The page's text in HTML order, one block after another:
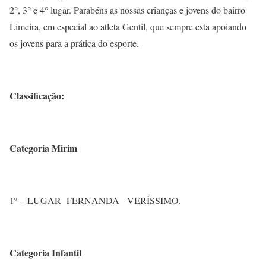
2°, 3° e 4° lugar. Parabéns as nossas crianças e jovens do bairro
Limeira, em especial ao atleta Gentil, que sempre esta apoiando
os jovens para a prática do esporte.
Classificação:
Categoria Mirim
1º – LUGAR FERNANDA VERÍSSIMO.
Categoria Infantil